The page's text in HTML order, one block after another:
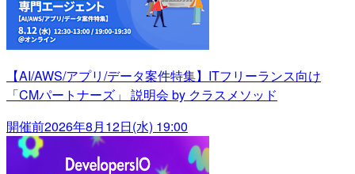
【AI/AWS/アプリ/データ案件特集】ITフリーランス向け
「CMパートナーズ」 説明会 by クラスメソッド
開催前2026年8月12日(水) 19:00